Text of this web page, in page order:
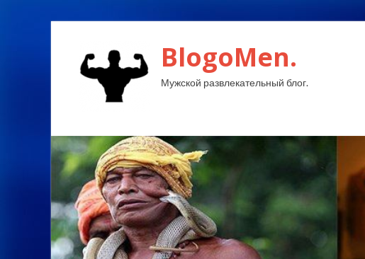
BlogoMen.
Мужской развлекательный блог.